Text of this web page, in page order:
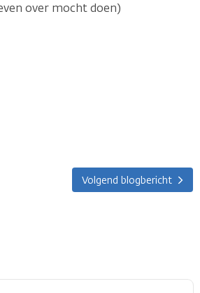
over mocht doen)
Volgend blogbericht